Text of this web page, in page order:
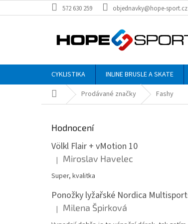
na
572 630 259 objednavky@hope-sport.cz
CYKLISTIKA INLINE BRUSLE A SKATE
Domů Prodávané značky Fashy
Hodnocení
Völkl Flair + vMotion 10
Hodnocení produktu je 5 z 5 hvězdiček.
| Miroslav Havelec
Super, kvalitka
Hodnocení produktu je 5 z 5 hvězdiček.
| Milena Špirková